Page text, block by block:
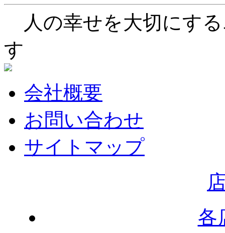
人の幸せを大切にす
す
会社概要
お問い合わせ
サイトマップ
各